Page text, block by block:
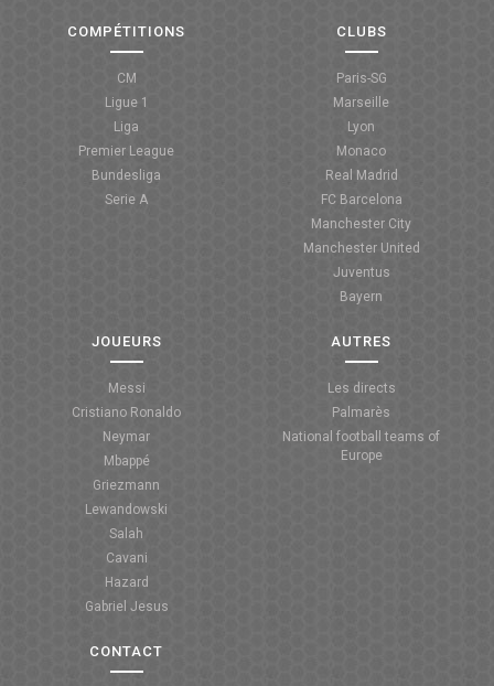
COMPÉTITIONS
CM
Ligue 1
Liga
Premier League
Bundesliga
Serie A
CLUBS
Paris-SG
Marseille
Lyon
Monaco
Real Madrid
FC Barcelona
Manchester City
Manchester United
Juventus
Bayern
JOUEURS
Messi
Cristiano Ronaldo
Neymar
Mbappé
Griezmann
Lewandowski
Salah
Cavani
Hazard
Gabriel Jesus
AUTRES
Les directs
Palmarès
National football teams of
Europe
CONTACT